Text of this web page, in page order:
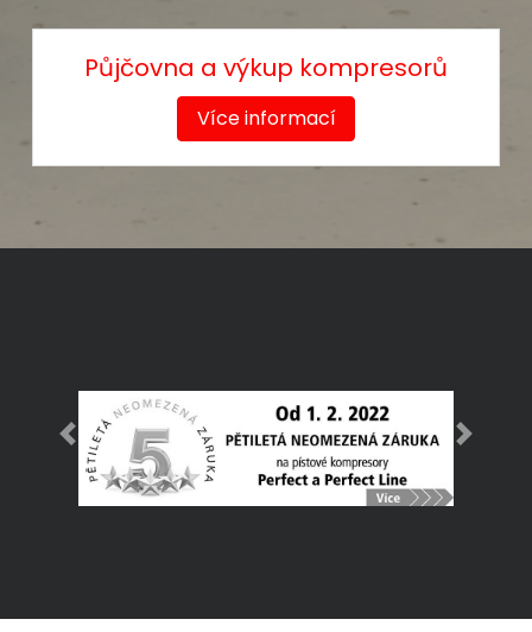
Půjčovna a výkup kompresorů
Více informací